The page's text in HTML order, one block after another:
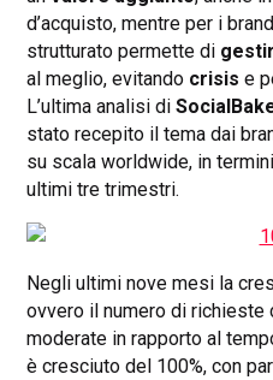
d’acquisto, mentre per i
strutturato permette di
al meglio, evitando crisis e
L’ultima analisi di
stato recepito il tema dai
su scala worldwide, in
ultimi tre trimestri.
Negli ultimi nove mesi la
ovvero il numero di
moderate in rapporto al
è cresciuto del 100%, con